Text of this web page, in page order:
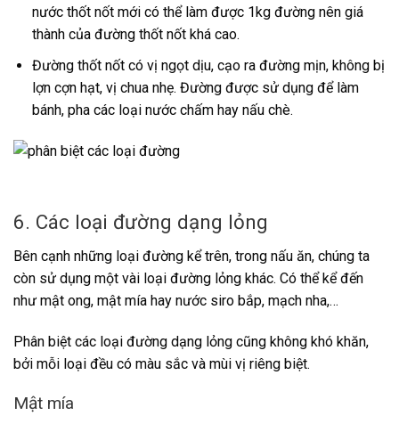
nước thốt nốt mới có thể làm được 1kg đường nên giá
thành của đường thốt nốt khá cao.
Đường thốt nốt có vị ngọt dịu, cạo ra đường mịn, không bị
lợn cợn hạt, vị chua nhẹ. Đường được sử dụng để làm
bánh, pha các loại nước chấm hay nấu chè.
6. Các loại đường dạng lỏng
Bên cạnh những loại đường kể trên, trong nấu ăn, chúng ta
còn sử dụng một vài loại đường lỏng khác. Có thể kể đến
như mật ong, mật mía hay nước siro bắp, mạch nha,…
Phân biệt các loại đường dạng lỏng cũng không khó khăn,
bởi mỗi loại đều có màu sắc và mùi vị riêng biệt.
Mật mía